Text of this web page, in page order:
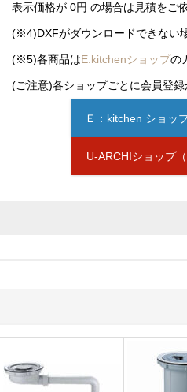
表示価格が 0円 の場合は見積をご
(※4)DXFがダウンロードできない
(※5)各商品はE:kitchenショップの
(ご注意)各ショップごとに会員登録
Ｅ：kitchen ショッ
U-ARCHIショップ
積依頼シートや図面を添付してください。